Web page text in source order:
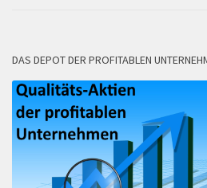
DAS DEPOT DER PROFITABLEN